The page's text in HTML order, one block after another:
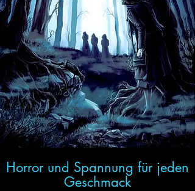
Horror und Spannung für jeden
Geschmack